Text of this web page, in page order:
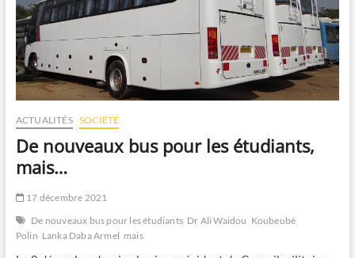
ACTUALITÉS SOCIÉTÉ
De nouveaux bus pour les étudiants,
mais…
17 décembre 2021
De nouveaux bus pour les étudiants Dr Ali Waidou Koubeubé
Polin Lanka Daba Armel mais